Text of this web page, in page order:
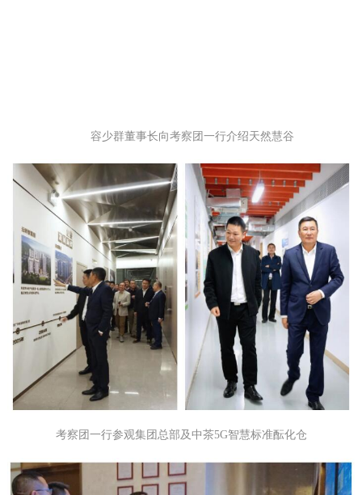
容少群董事长向考察团一行介绍天然慧谷
考察团一行参观集团总部及中茶5G智慧标准酝化仓